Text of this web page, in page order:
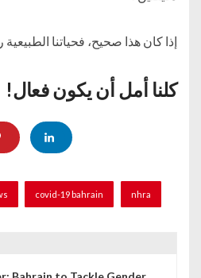
إذا كان هذا صحيح، فحياتنا الطبيعية
كلنا أمل أن يكون فعال!
covid-19 bahrain nhra